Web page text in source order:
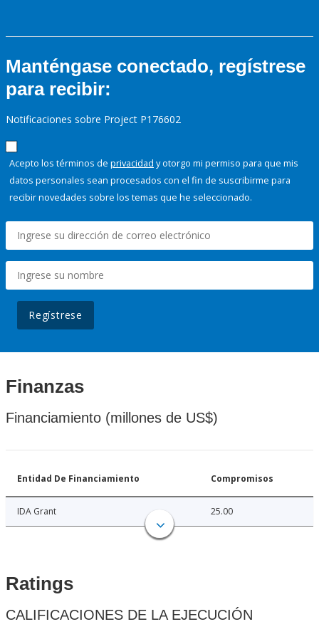
Manténgase conectado, regístrese
para recibir:
Notificaciones sobre Project P176602
Acepto los términos de privacidad y otorgo mi permiso para que mis
datos personales sean procesados con el fin de suscribirme para
recibir novedades sobre los temas que he seleccionado.
Regístrese
Finanzas
Financiamiento (millones de US$)
Entidad De Financiamiento Compromisos
IDA Grant 25.00
Ratings
CALIFICACIONES DE LA EJECUCIÓN